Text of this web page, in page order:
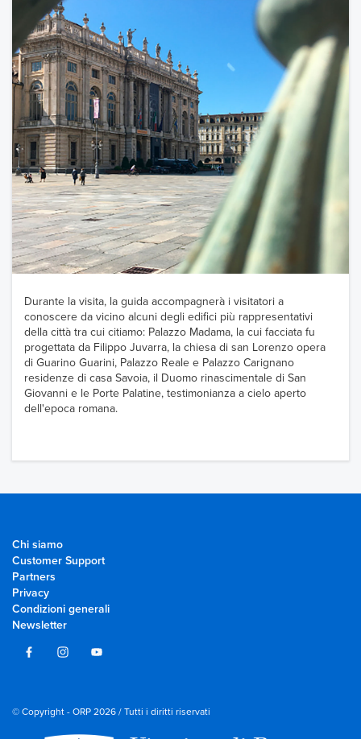
Durante la visita, la guida accompagnerà i visitatori a
conoscere da vicino alcuni degli edifici più rappresentativi
della città tra cui citiamo: Palazzo Madama, la cui facciata fu
progettata da Filippo Juvarra, la chiesa di san Lorenzo opera
di Guarino Guarini, Palazzo Reale e Palazzo Carignano
residenze di casa Savoia, il Duomo rinascimentale di San
Giovanni e le Porte Palatine, testimonianza a cielo aperto
dell'epoca romana.
Chi siamo
Customer Support
Partners
Privacy
Condizioni generali
Newsletter
© Copyright - ORP 2026 / Tutti i diritti riservati